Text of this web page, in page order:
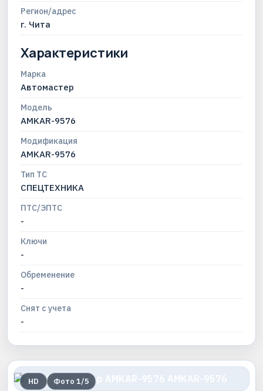
Регион/адрес
г. Чита
Характеристики
Марка
Автомастер
Модель
AMKAR-9576
Модификация
AMKAR-9576
Тип ТС
СПЕЦТЕХНИКА
ПТС/ЭПТС
-
Ключи
-
Обременение
-
Снят с учета
-
HD Фото 1/5